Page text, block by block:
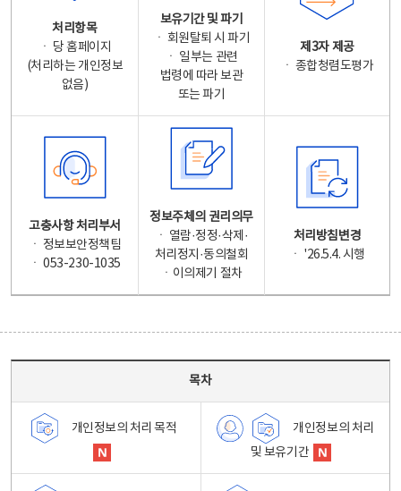
처리항목
ㆍ 당 홈페이지
(처리하는 개인정보
없음)
보유기간 및 파기
ㆍ 회원탈퇴 시 파기
ㆍ 일부는 관련
법령에 따라 보관
또는 파기
제3자 제공
ㆍ 종합청렴도평가
고충사항 처리부서
ㆍ 정보보안정책팀
ㆍ 053-230-1035
정보주체의 권리의무
ㆍ 열람·정정·삭제·
처리정지·동의철회
ㆍ이의제기 절차
처리방침변경
ㆍ '26.5.4. 시행
목차
개인정보의 처리 목적
개인정보의 처리
및 보유기간